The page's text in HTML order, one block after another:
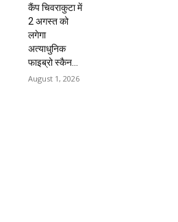
कैंप चिवराकुटा में
2 अगस्त को
लगेगा
अत्याधुनिक
फाइब्रो स्कैन...
August 1, 2026